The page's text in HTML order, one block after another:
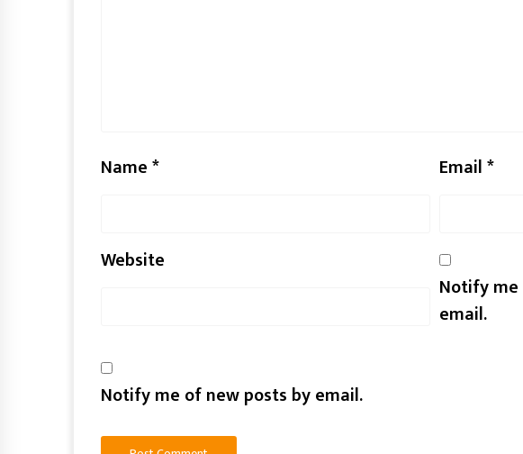
Name* Email*
Website
Notify
email.
Notify me of new posts by email.